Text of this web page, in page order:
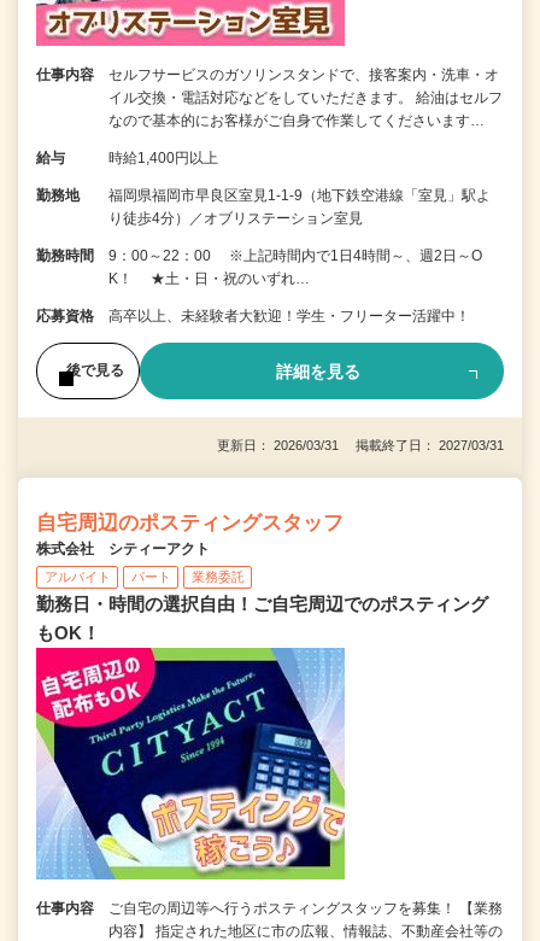
仕事内容
セルフサービスのガソリンスタンドで、接客案内・洗車・オ
イル交換・電話対応などをしていただきます。 給油はセルフ
なので基本的にお客様がご自身で作業してくださいます…
給与 時給1,400円以上
勤務地
福岡県福岡市早良区室見1-1-9（地下鉄空港線「室見」駅よ
り徒歩4分）／オブリステーション室見
勤務時間
9：00～22：00 ※上記時間内で1日4時間～、週2日～O
K！ ★土・日・祝のいずれ…
応募資格 高卒以上、未経験者大歓迎！学生・フリーター活躍中！
後で見る 詳細を見る
更新日： 2026/03/31 掲載終了日： 2027/03/31
自宅周辺のポスティングスタッフ
株式会社 シティーアクト
アルバイト パート 業務委託
勤務日・時間の選択自由！ご自宅周辺でのポスティング
もOK！
仕事内容
ご自宅の周辺等へ行うポスティングスタッフを募集！ 【業務
内容】 指定された地区に市の広報、情報誌、不動産会社等の